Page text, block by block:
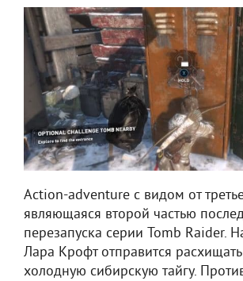
Action-adventure c видом от
являющаяся второй частью
перезапуска серии Tomb Raider.
Лара Крофт отправится
холодную сибирскую тайгу.